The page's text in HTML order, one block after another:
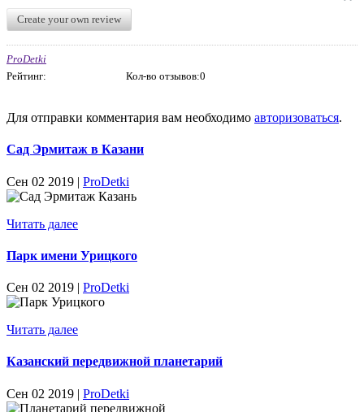
Create your own review
ProDetki
Рейтинг:
Кол-во отзывов:0
Для отправки комментария вам необходимо авторизоваться.
Сад Эрмитаж в Казани
Сен 02 2019 | ProDetki
Читать далее
Парк имени Урицкого
Сен 02 2019 | ProDetki
Читать далее
Казанский передвижной планетарий
Сен 02 2019 | ProDetki